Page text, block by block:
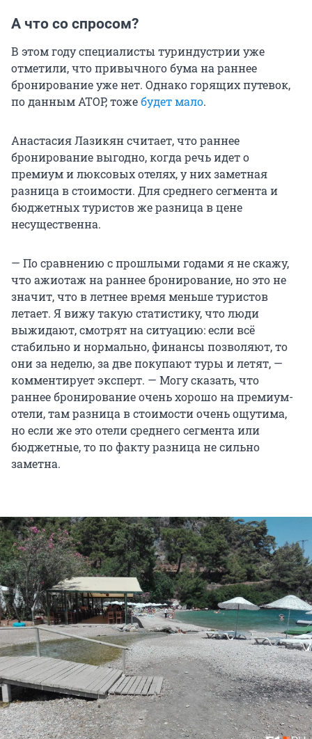
А что со спросом?
В этом году специалисты туриндустрии уже
отметили, что привычного бума на раннее
бронирование уже нет. Однако горящих путевок,
по данным АТОР, тожебудет мало.
Анастасия Лазикян считает, что раннее
бронирование выгодно, когда речь идет о
премиум и люксовых отелях, у них заметная
разница в стоимости. Для среднего сегмента и
бюджетных туристов же разница в цене
несущественна.
— По сравнению с прошлыми годами я не скажу,
что ажиотаж на раннее бронирование, но это не
значит, что в летнее время меньше туристов
летает. Я вижу такую статистику, что люди
выжидают, смотрят на ситуацию: если всё
стабильно и нормально, финансы позволяют, то
они за неделю, за две покупают туры и летят, —
комментирует эксперт. — Могу сказать, что
раннее бронирование очень хорошо на премиум-
отели, там разница в стоимости очень ощутима,
но если же это отели среднего сегмента или
бюджетные, то по факту разница не сильно
заметна.